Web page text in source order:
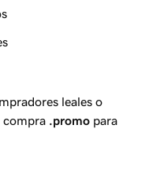
leales o
compra .promo para